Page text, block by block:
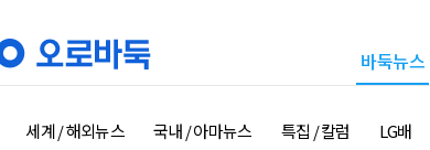
바둑뉴스
세계 / 해외뉴스 국내 / 아마뉴스 특집 / 칼럼 LG배